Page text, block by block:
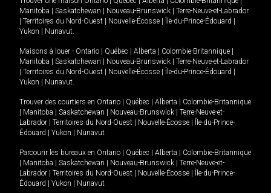
Manitoba | Saskatchewan | Nouveau-Brunswick | Terre-Neuve-et-Labrador
| Territoires du Nord-Ouest | Nouvelle-Écosse | Île-du-Prince-Édouard |
Yukon | Nunavut
Maisons à louer - Ontario | Québec | Alberta | Colombie-Britannique |
Manitoba | Saskatchewan | Nouveau-Brunswick | Terre-Neuve-et-Labrador
| Territoires du Nord-Ouest | Nouvelle-Écosse | Île-du-Prince-Édouard |
Yukon | Nunavut
Trouver des courtiers en Ontario | Québec | Alberta | Colombie-Britannique
| Manitoba | Saskatchewan | Nouveau-Brunswick | Terre-Neuve-et-
Labrador | Territoires du Nord-Ouest | Nouvelle-Écosse | Île-du-Prince-
Édouard | Yukon | Nunavut
Parcourir les bureaux en Ontario | Québec | Alberta | Colombie-Britannique
| Manitoba | Saskatchewan | Nouveau-Brunswick | Terre-Neuve-et-
Labrador | Territoires du Nord-Ouest | Nouvelle-Écosse | Île-du-Prince-
Édouard | Yukon | Nunavut